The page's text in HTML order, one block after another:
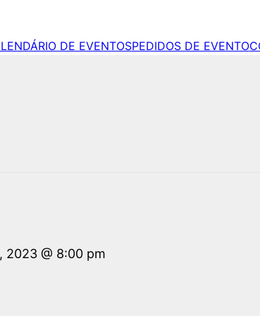
DE EVENTOSPEDIDOS DE EVENTO
2023 @ 8:00 pm